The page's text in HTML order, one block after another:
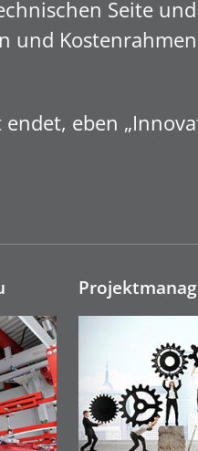
Seite
und
eben